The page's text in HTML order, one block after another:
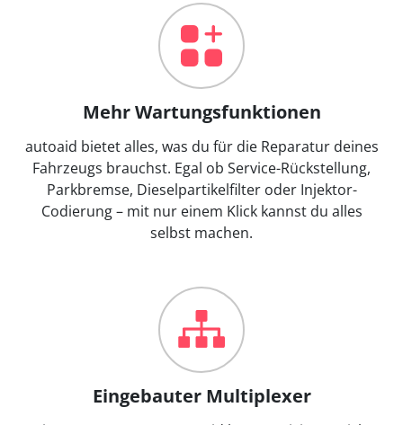
Mehr Wartungsfunktionen
autoaid bietet alles, was du für die Reparatur deines
Fahrzeugs brauchst. Egal ob Service-Rückstellung,
Parkbremse, Dieselpartikelfilter oder Injektor-
Codierung – mit nur einem Klick kannst du alles
selbst machen.
Eingebauter Multiplexer